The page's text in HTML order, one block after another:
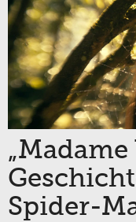
„Madame
Spider-